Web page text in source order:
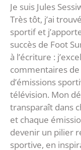
Je suis Jules
Très tôt, j’ai
sportif et
succès de Foot
à l’écriture :
commentaires de
d’émissions
télévision. Mon
transparaît dans
et chaque
devenir un pilier
sportive, en